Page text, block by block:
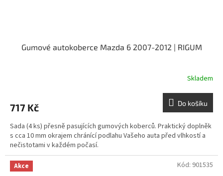
Gumové autokoberce Mazda 6 2007-2012 | RIGUM
Skladem
717 Kč Do košíku
Sada (4 ks) přesně pasujících gumových koberců. Praktický doplněk
s cca 10 mm okrajem chránící podlahu Vašeho auta před vlhkostí a
nečistotami v každém počasí.
Akce Kód: 901535